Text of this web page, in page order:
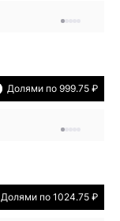
Долями по 999.75 ₽
Долями по 1024.75 ₽